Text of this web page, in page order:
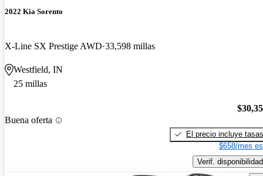
2022 Kia Sorento
X-Line SX Prestige AWD 33,598 millas
Westfield, IN
25 millas
Buena oferta
El precio incluye tasas
$658/mes
Verif. disponibilidad